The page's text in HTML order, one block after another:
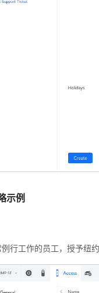
示例
行工作的员工，授予纽